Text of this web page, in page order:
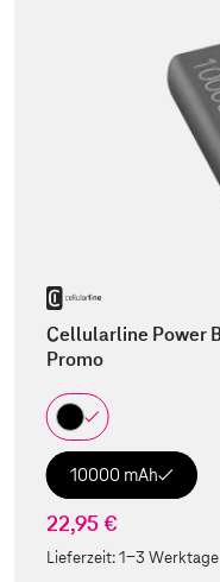
Cellularline Power
Promo
10000 mAh
22,95 €
Lieferzeit:1-3 Werktage